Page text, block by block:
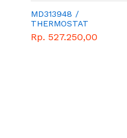
MD313948 /
THERMOSTAT
Rp. 527.250,00